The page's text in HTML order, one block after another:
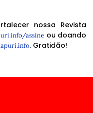
nossa Revista
assine ou doando
. Gratidão!